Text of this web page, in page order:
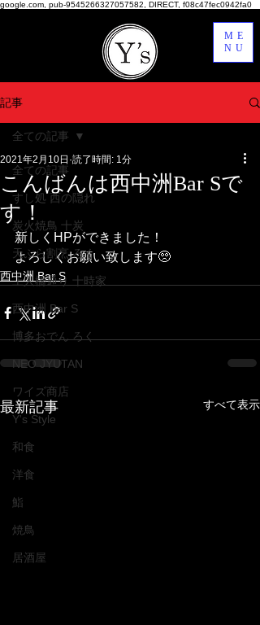
google.com, pub-9545266327057582, DIRECT, f08c47fec0942fa0
ME
NU
記事
全ての記事
すし処 西の隠れ
炭火焼鳥 十炭
天ぷら割烹 ろく
上人橋通り 十時家
西中洲 Bar S
博多おでん ろく
NEO JYUTAN
ワイズ商店
Y's Style
和食
洋食
鮨
焼鳥
居酒屋
全ての記事
こんばんは西中洲Bar Sで
す！
2021年2月10日 読了時間: 1分
新しくHPができました！
よろしくお願い致します🥺
西中洲 Bar S
最新記事 すべて表示